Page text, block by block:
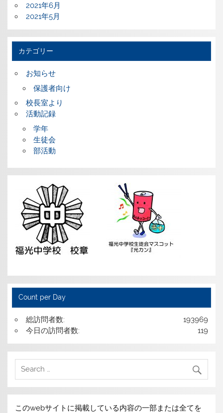
2021年6月
2021年5月
カテゴリー
お知らせ
保護者向け
校長室より
活動記録
学年
生徒会
部活動
Count per Day
193969
総訪問者数:
119
今日の訪問者数:
このwebサイトに掲載している内容の一部または全てを